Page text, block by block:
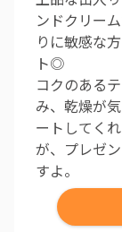
ンドクリー
りに敏感な
ト◎
コクのある
み、乾燥が
ートしてく
が、プレゼ
すよ。